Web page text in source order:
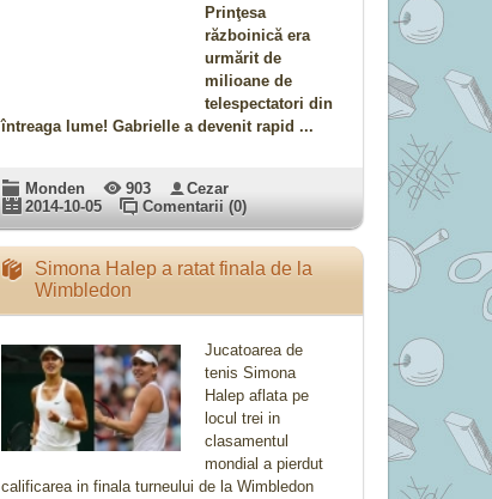
Prinţesa
războinică era
urmărit de
milioane de
telespectatori din
întreaga lume! Gabrielle a devenit rapid ...
Monden 903
Cezar
2014-10-05
Comentarii (0)
Simona Halep a ratat finala de la
Wimbledon
Jucatoarea de
tenis Simona
Halep aflata pe
locul trei in
clasamentul
mondial a pierdut
calificarea in finala turneului de la Wimbledon